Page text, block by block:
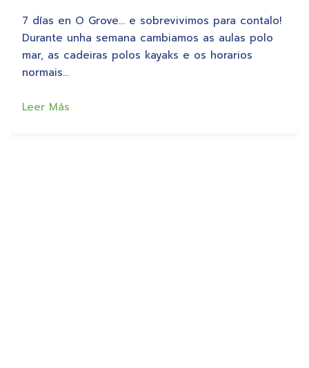
7 días en O Grove… e sobrevivimos para contalo!
Durante unha semana cambiamos as aulas polo
mar, as cadeiras polos kayaks e os horarios
normais…
Leer Más